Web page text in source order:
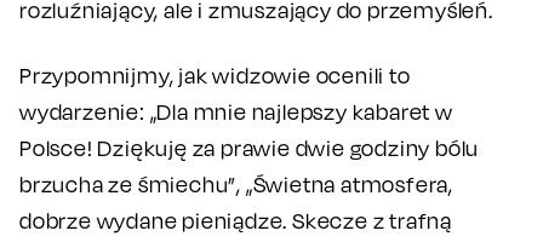
rozluźniający, ale i zmuszający do przemyśleń.
Przypomnijmy, jak widzowie ocenili to
wydarzenie: „Dla mnie najlepszy kabaret w
Polsce! Dziękuję za prawie dwie godziny bólu
brzucha ze śmiechu”, „Świetna atmosfera,
dobrze wydane pieniądze. Skecze z trafną